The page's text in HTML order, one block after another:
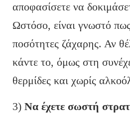
αποφασίσετε να
Ωστόσο, είναι γνωστό
ποσότητες ζάχαρης. Αν
κάντε το, όμως στη
θερμίδες και χωρίς
3) Να έχετε σωστή